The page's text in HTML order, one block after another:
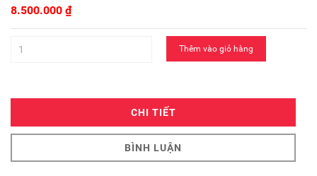
8.500.000 ₫
Thêm vào giỏ hàng
CHI TIẾT
BÌNH LUẬN